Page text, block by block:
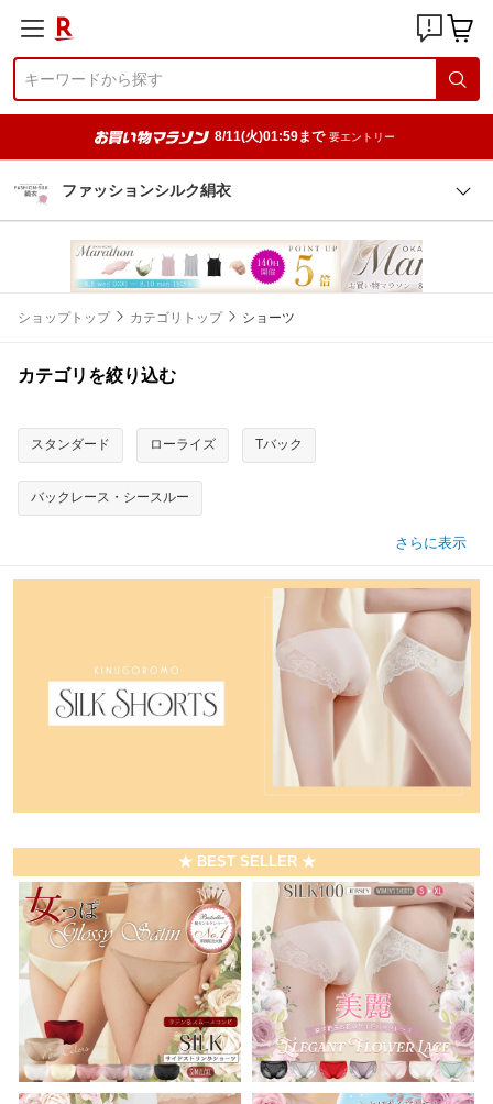
8/11(火)01:59まで 要エントリー
ファッションシルク絹衣
ショップトップ カテゴリトップ ショーツ
カテゴリを絞り込む
スタンダード ローライズ Tバック
バックレース・シースルー
さらに表示
★ BEST SELLER ★